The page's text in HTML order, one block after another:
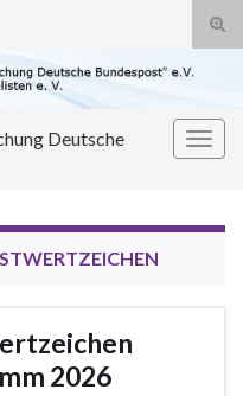
Deutsche
2026